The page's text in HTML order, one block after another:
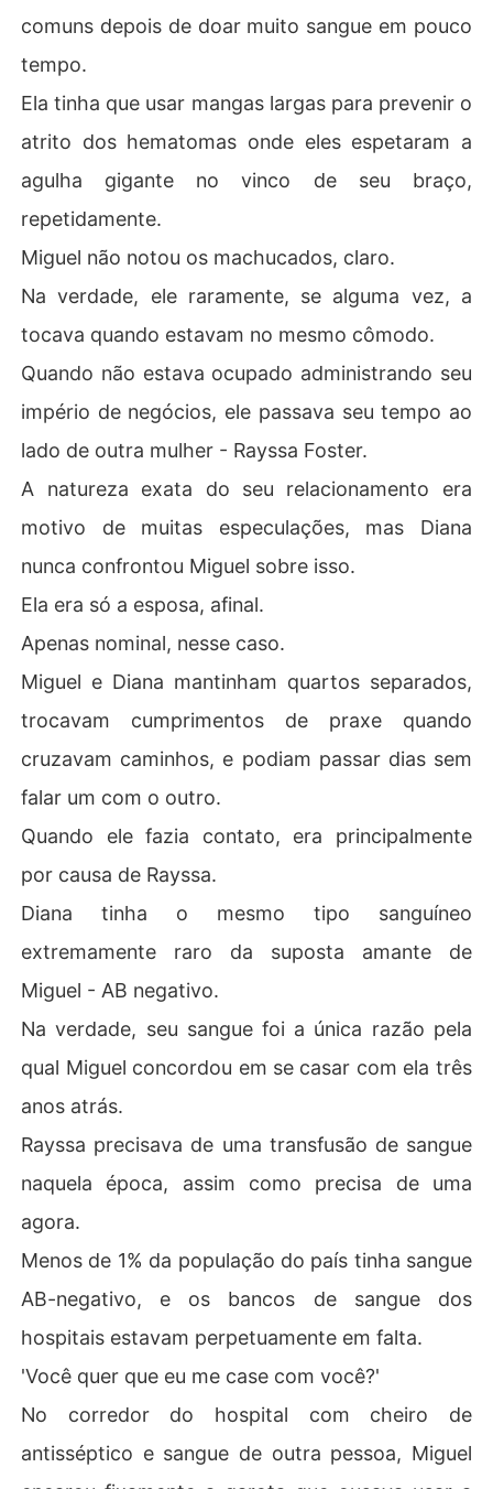
comuns depois de doar muito sangue em pouco
tempo.
Ela tinha que usar mangas largas para prevenir o
atrito dos hematomas onde eles espetaram a
agulha gigante no vinco de seu braço,
repetidamente.
Miguel não notou os machucados, claro.
Na verdade, ele raramente, se alguma vez, a
tocava quando estavam no mesmo cômodo.
Quando não estava ocupado administrando seu
império de negócios, ele passava seu tempo ao
lado de outra mulher - Rayssa Foster.
A natureza exata do seu relacionamento era
motivo de muitas especulações, mas Diana
nunca confrontou Miguel sobre isso.
Ela era só a esposa, afinal.
Apenas nominal, nesse caso.
Miguel e Diana mantinham quartos separados,
trocavam cumprimentos de praxe quando
cruzavam caminhos, e podiam passar dias sem
falar um com o outro.
Quando ele fazia contato, era principalmente
por causa de Rayssa.
Diana tinha o mesmo tipo sanguíneo
extremamente raro da suposta amante de
Miguel - AB negativo.
Na verdade, seu sangue foi a única razão pela
qual Miguel concordou em se casar com ela três
anos atrás.
Rayssa precisava de uma transfusão de sangue
naquela época, assim como precisa de uma
agora.
Menos de 1% da população do país tinha sangue
AB-negativo, e os bancos de sangue dos
hospitais estavam perpetuamente em falta.
'Você quer que eu me case com você?'
No corredor do hospital com cheiro de
antisséptico e sangue de outra pessoa, Miguel